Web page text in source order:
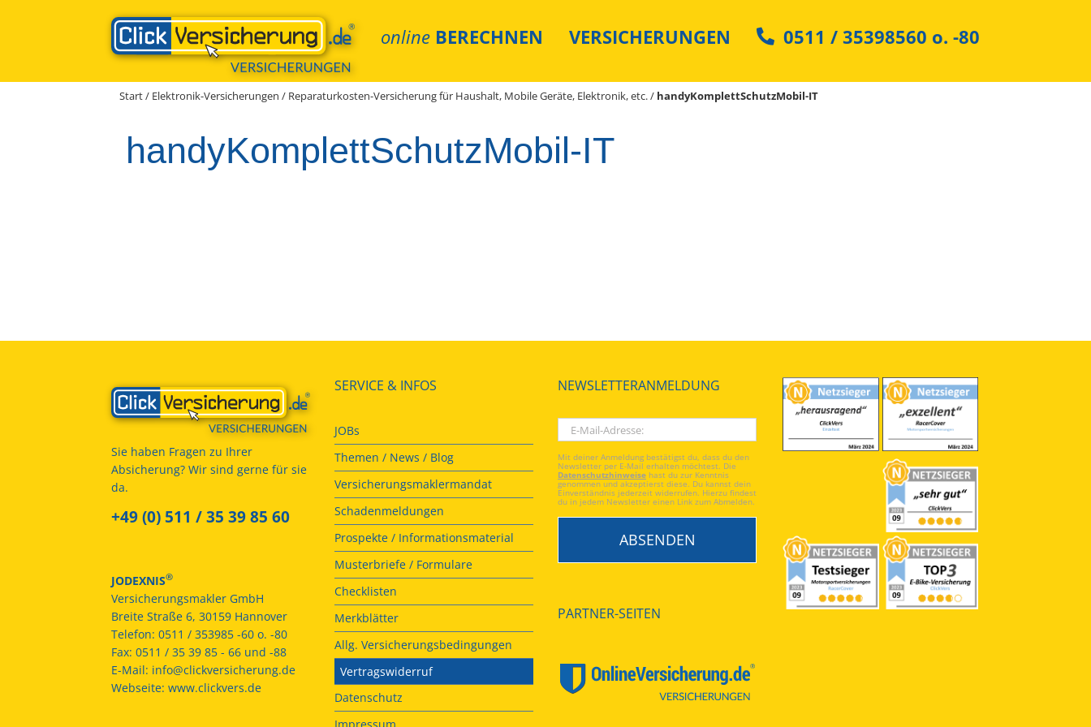
online BERECHNEN VERSICHERUNGEN 0511 / 35398560 o. -80
Start/ Elektronik-Versicherungen / Reparaturkosten-Versicherung für Haushalt, Mobile Geräte, Elektronik, etc./ handyKomplettSchutzMobil-IT
handyKomplettSchutzMobil-IT
Sie haben Fragen zu Ihrer
Absicherung? Wir sind gerne für sie
da.
+49 (0) 511 / 35 39 85 60
JODEXNIS®
Versicherungsmakler GmbH
Breite Straße 6, 30159 Hannover
Telefon: 0511 / 353985 -60 o. -80
Fax: 0511 / 35 39 85 - 66 und -88
E-Mail: info@clickversicherung.de
Webseite: www.clickvers.de
SERVICE & INFOS
JOBs
Themen / News / Blog
Versicherungsmaklermandat
Schadenmeldungen
Prospekte / Informationsmaterial
Musterbriefe / Formulare
Checklisten
Merkblätter
Allg. Versicherungsbedingungen
Vertragswiderruf
Datenschutz
NEWSLETTERANMELDUNG
Mit deiner Anmeldung bestätigst du, dass du den
Newsletter per E-Mail erhalten möchtest. Die
Datenschutzhinweise hast du zur Kenntnis
genommen und akzeptierst diese. Du kannst dein
Einverständnis jederzeit widerrufen. Hierzu findest
du in jedem Newsletter einen Link zum Abmelden.
PARTNER-SEITEN